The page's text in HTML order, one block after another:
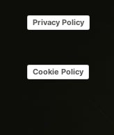
Privacy Policy
Cookie Policy